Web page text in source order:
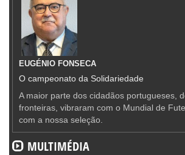
EUGÉNIO FONSECA
O campeonato da Solidariedade
A maior parte dos cidadãos portugueses,
fronteiras, vibraram com o Mundial de
com a nossa seleção.
MULTIMÉDIA